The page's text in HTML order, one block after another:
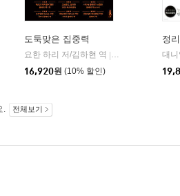
도둑맞은 집중력
요한 하리 저/김하현 역
어크로스
16,920원 (10% 할인)
정
. 전체보기